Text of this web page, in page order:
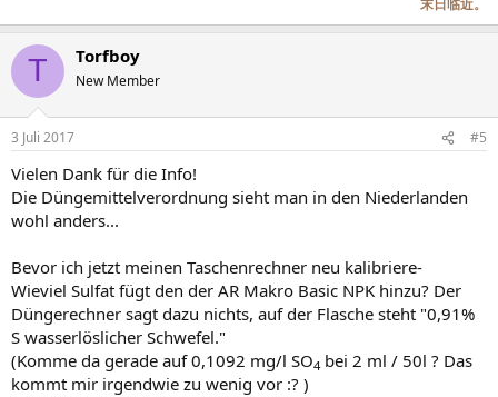
T Torfboy
New Member
3 Juli 2017 #5
Vielen Dank für die Info!
Die Düngemittelverordnung sieht man in den Niederlanden
wohl anders...
Bevor ich jetzt meinen Taschenrechner neu kalibriere-
Wieviel Sulfat fügt den der AR Makro Basic NPK hinzu? Der
Düngerechner sagt dazu nichts, auf der Flasche steht "0,91%
S wasserlöslicher Schwefel."
(Komme da gerade auf 0,1092 mg/l SO4 bei 2 ml / 50l ? Das
kommt mir irgendwie zu wenig vor :? )